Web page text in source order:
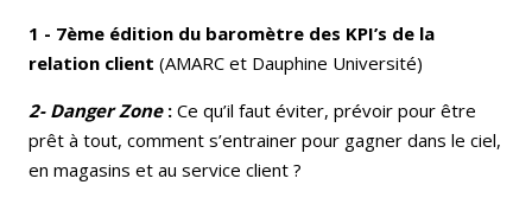
1 - 7ème édition du baromètre des KPI’s de la
relation client (AMARC et Dauphine Université)
2- Danger Zone: Ce qu’il faut éviter, prévoir pour être
prêt à tout, comment s’entrainer pour gagner dans le ciel,
en magasins et au service client ?